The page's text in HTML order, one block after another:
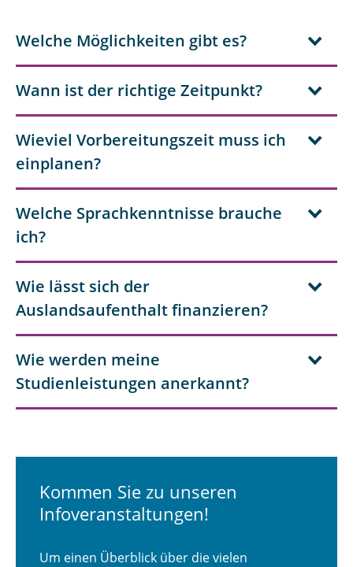
Welche Möglichkeiten gibt es?
Wann ist der richtige Zeitpunkt?
Wieviel Vorbereitungszeit muss ich
einplanen?
Welche Sprachkenntnisse brauche
ich?
Wie lässt sich der
Auslandsaufenthalt finanzieren?
Wie werden meine
Studienleistungen anerkannt?
Kommen Sie zu unseren
Infoveranstaltungen!
Um einen Überblick über die vielen